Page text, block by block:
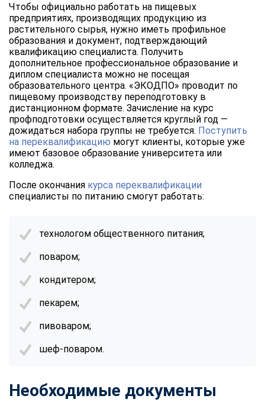
Чтобы официально работать на пищевых
предприятиях, производящих продукцию из
растительного сырья, нужно иметь профильное
образования и документ, подтверждающий
квалификацию специалиста. Получить
дополнительное профессиональное образование и
диплом специалиста можно не посещая
образовательного центра. «ЭКОДПО» проводит по
пищевому производству переподготовку в
дистанционном формате. Зачисление на курс
профподготовки осуществляется круглый год —
дожидаться набора группы не требуется. Поступить
на переквалификацию могут клиенты, которые уже
имеют базовое образование университета или
колледжа.
После окончания курса переквалификации
специалисты по питанию смогут работать:
технологом общественного питания;
поваром;
кондитером;
пекарем;
пивоваром;
шеф-поваром.
Необходимые документы